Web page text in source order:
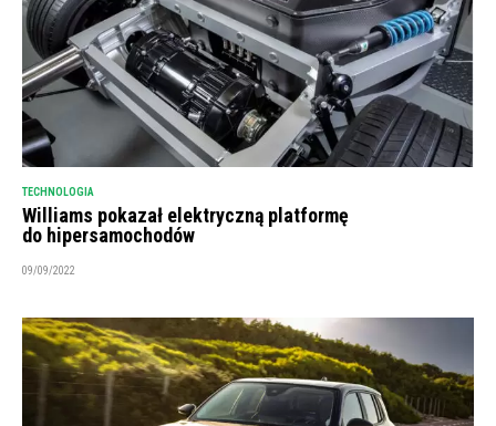
TECHNOLOGIA
Williams pokazał elektryczną platformę
do hipersamochodów
09/09/2022